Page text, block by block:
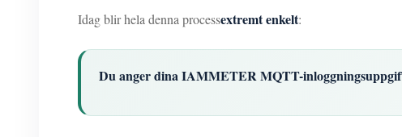
Idag blir hela denna processextremt enkelt:
Du anger dina IAMMETER MQTT-